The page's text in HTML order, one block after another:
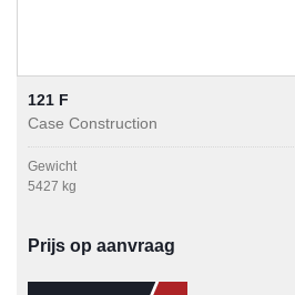
121 F
Case Construction
Gewicht
5427 kg
Prijs op aanvraag